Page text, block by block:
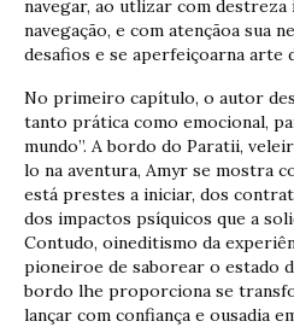
navegar, ao utlizar com
navegação, e com atençãoa sua
desafios e se aperfeiçoarna arte
No primeiro capítulo, o autor
tanto prática como emocional,
mundo”. A bordo do Paratii,
lo na aventura, Amyr se mostra
está prestes a iniciar, dos
dos impactos psíquicos que a
Contudo, oineditismo da
pioneiroe de saborear o estado
bordo lhe proporciona se
lançar com confiança e ousadia